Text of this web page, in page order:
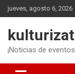
Saltar
al
jueves, agosto 6, 2026
¡Noticias de